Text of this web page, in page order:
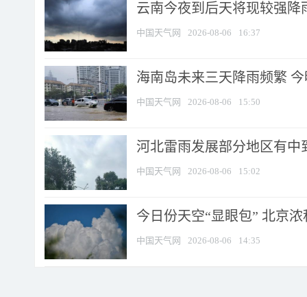
云南今夜到后天将现较强降
中国天气网 2026-08-06 16:37
海南岛未来三天降雨频繁
中国天气网 2026-08-06 15:50
河北雷雨发展部分地区有中
中国天气网 2026-08-06 15:02
今日份天空“显眼包” 北京
中国天气网 2026-08-06 14:35